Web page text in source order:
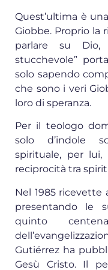
Quest’ultima è
Giobbe. Proprio la
parlare su Dio,
stucchevole”
solo sapendo
che sono i veri
loro di speranza.
Per il teologo
solo d’indole
spirituale, per lui,
reciprocità tra
Nel 1985
presentando le
quinto
Gutiérrez ha
Gesù Cristo. Il